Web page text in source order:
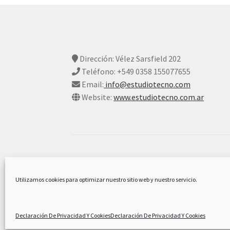
Utilizamos cookies para optimizar nuestro sitio web y nuestro servicio.
Declaración De Privacidad Y CookiesDeclaración De Privacidad Y Cookies
Dirección: Vélez Sarsfield 202
Teléfono: +549 0358 155077655
Email: info@estudiotecno.com
Website:www.estudiotecno.com.ar
Declaración De Privacidad Y Cookies